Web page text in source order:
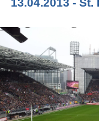
13.04.2013 - St.